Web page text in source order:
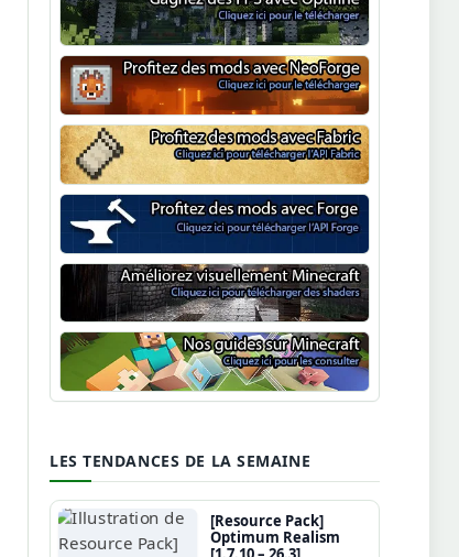
Optifine
NeoForge
Minecraft Fabric
Minecraft Forge
Shaders Minecraft
Guide Minecraft
LES TENDANCES DE LA SEMAINE
[Resource Pack]
Optimum Realism